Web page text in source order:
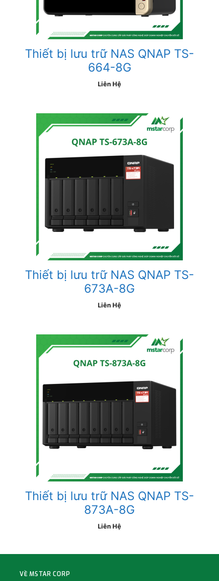
Thiết bị lưu trữ NAS QNAP TS-
664-8G
Liên Hệ
Thiết bị lưu trữ NAS QNAP TS-
673A-8G
Liên Hệ
Thiết bị lưu trữ NAS QNAP TS-
873A-8G
Liên Hệ
VỀ MSTAR CORP